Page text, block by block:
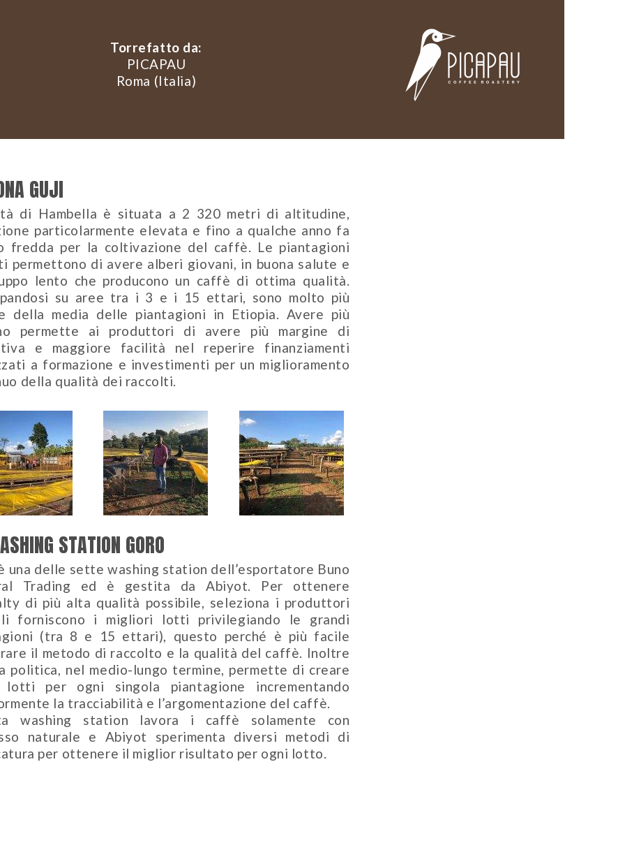
Torrefatto da:
PICAPAU
Roma (Italia)
GUJI
di Hambella è situata a 2 320 metri di altitudine,
particolarmente elevata e fino a qualche anno fa
fredda per la coltivazione del caffè. Le piantagioni
permettono di avere alberi giovani, in buona salute e
lento che producono un caffè di ottima qualità.
su aree tra i 3 e i 15 ettari, sono molto più
della media delle piantagioni in Etiopia. Avere più
permette ai produttori di avere più margine di
e maggiore facilità nel reperire finanziamenti
a formazione e investimenti per un miglioramento
della qualità dei raccolti.
STATION GORO
una delle sette washing station dell’esportatore Buno
Trading ed è gestita da Abiyot. Per ottenere
di più alta qualità possibile, seleziona i produttori
forniscono i migliori lotti privilegiando le grandi
(tra 8 e 15 ettari), questo perché è più facile
il metodo di raccolto e la qualità del caffè. Inoltre
politica, nel medio-lungo termine, permette di creare
lotti per ogni singola piantagione incrementando
la tracciabilità e l’argomentazione del caffè.
washing station lavora i caffè solamente con
naturale e Abiyot sperimenta diversi metodi di
per ottenere il miglior risultato per ogni lotto.